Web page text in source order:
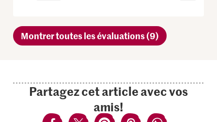
Montrer toutes les évaluations (9)
Partagez cet article avec vos
amis!